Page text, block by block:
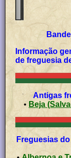
Informação
de freguesia
Antigas
•
Beja
Freguesias do